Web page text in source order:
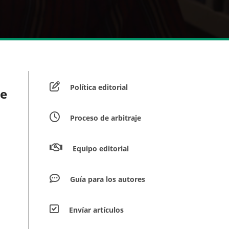
Política editorial
Proceso de arbitraje
Equipo editorial
Guía para los autores
Envíar artículos